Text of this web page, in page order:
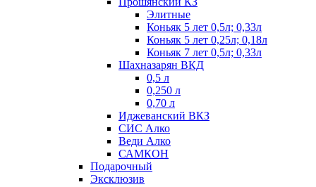
Элитные
Коньяк 5 лет 0,5л; 0,33л
Коньяк 5 лет 0,25л; 0,18л
Коньяк 7 лет 0,5л; 0,33л
Шахназарян ВКД
0,5 л
0,250 л
0,70 л
Иджеванский ВКЗ
СИС Алко
Веди Алко
САМКОН
Подарочный
Эксклюзив